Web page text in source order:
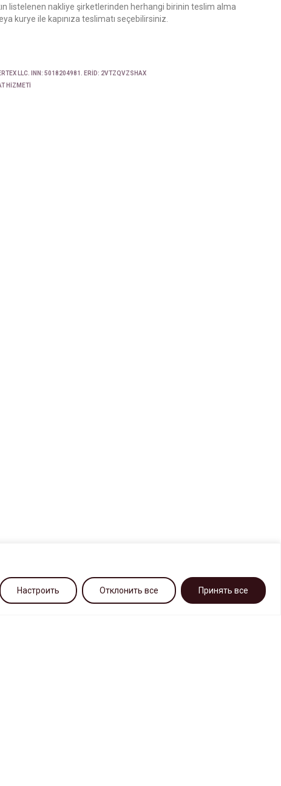
Настроить Отклонить все Принять все
listelenen nakliye şirketlerinden herhangi birinin teslim alma
kurye ile kapınıza teslimatı seçebilirsiniz.
LLC. INN: 5018204981. ERID: 2VTZQVZSHAX
HIZMETI